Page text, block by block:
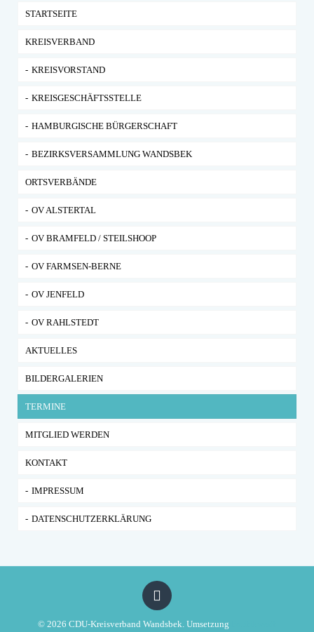
STARTSEITE
KREISVERBAND
KREISVORSTAND
KREISGESCHÄFTSSTELLE
HAMBURGISCHE BÜRGERSCHAFT
BEZIRKSVERSAMMLUNG WANDSBEK
ORTSVERBÄNDE
OV ALSTERTAL
OV BRAMFELD / STEILSHOOP
OV FARMSEN-BERNE
OV JENFELD
OV RAHLSTEDT
AKTUELLES
BILDERGALERIEN
TERMINE
MITGLIED WERDEN
KONTAKT
IMPRESSUM
DATENSCHUTZERKLÄRUNG
© 2026 CDU-Kreisverband Wandsbek. Umsetzung